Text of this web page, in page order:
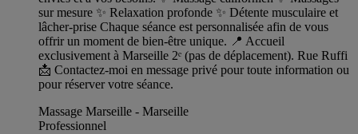
sur mesure ✨ Relaxation profonde ✨ Détente musculaire et
lâcher-prise Chaque séance est personnalisée afin de vous
offrir un moment de bien-être unique. 📍 Accueil
exclusivement à Marseille 2ᵉ (pas de déplacement). Rue Ruffi
📩 Contactez-moi en message privé pour toute information ou
pour réserver votre séance.
Massage Marseille - Marseille
Professionnel